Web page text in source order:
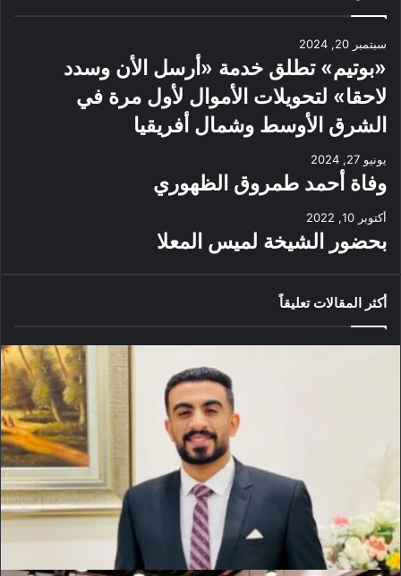
سبتمبر 20, 2024
«بوتيم» تطلق خدمة «أرسل الأن وسدد
لاحقا» لتحويلات الأموال لأول مرة في
الشرق الأوسط وشمال أفريقيا
يونيو 27, 2024
وفاة أحمد طمروق الظهوري
أكتوبر 10, 2022
بحضور الشيخة لميس المعلا
أكثر المقالات تعليقاً